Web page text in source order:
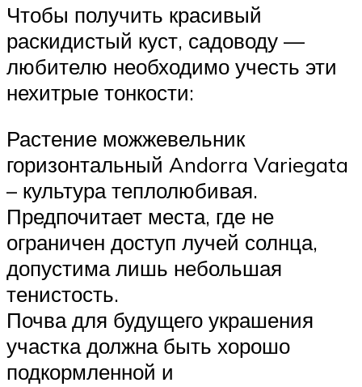
Чтобы получить красивый
раскидистый куст, садоводу —
любителю необходимо учесть эти
нехитрые тонкости:
Растение можжевельник
горизонтальный Andorra Variegata
– культура теплолюбивая.
Предпочитает места, где не
ограничен доступ лучей солнца,
допустима лишь небольшая
тенистость.
Почва для будущего украшения
участка должна быть хорошо
подкормленной и